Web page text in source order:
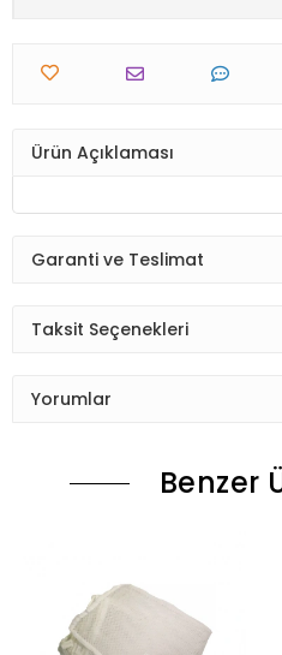
Ürün Açıklaması
Garanti ve Teslimat
Taksit Seçenekleri
Yorumlar
Benzer